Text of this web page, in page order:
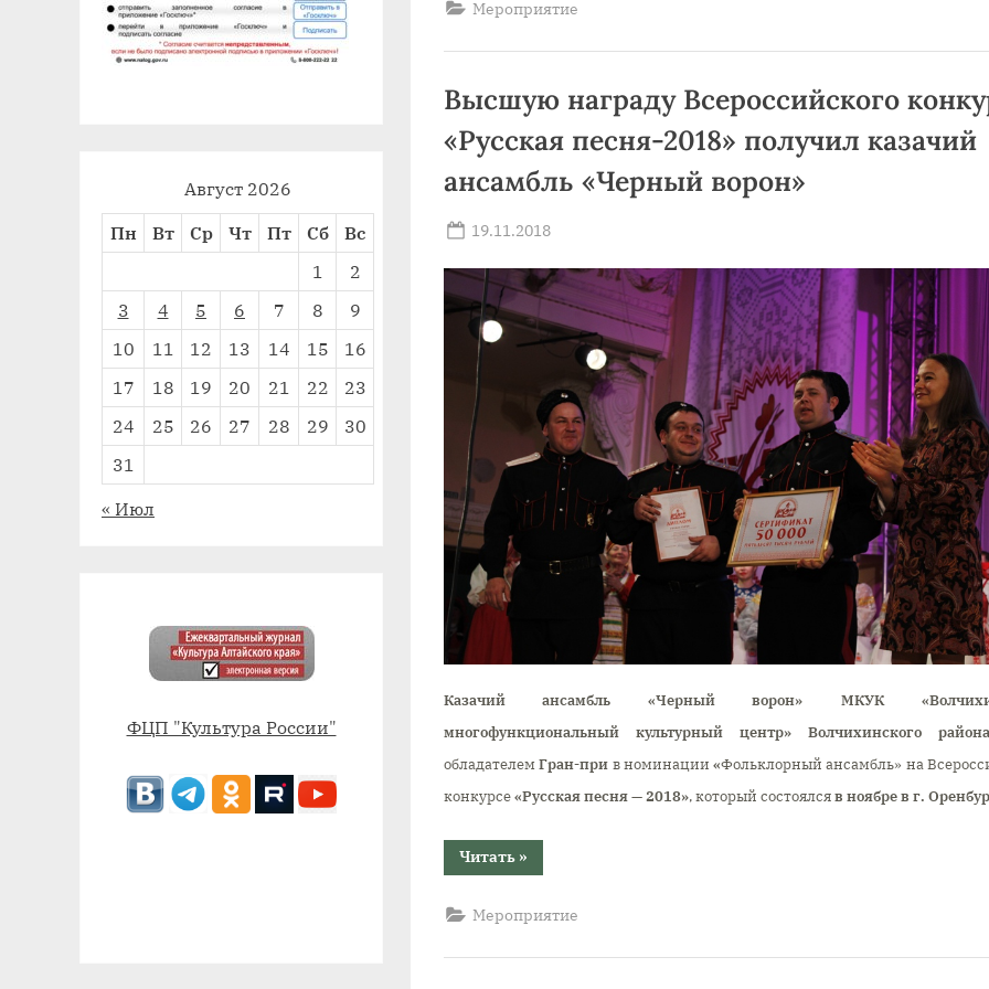
студенческого
Мероприятие
Высшую награду Всероссийского
«Русская песня-2018» получил казачий
ансамбль «Черный ворон»
Posted
19.11.2018
Казачий ансамбль «Черный ворон» МКУК
многофункциональный культурный центр» Волчихинского района
обладателемГран-при в номинации«Фольклорный ансамбль» на
конкурсе«Русская песня — 2018», который состоялсяв ноябрев г.
Читать“Высшую
награду
«Русская
казачий
»
Мероприятие
Август 2026
Пн
Вт Ср Чт Пт Сб
Вс
1
2
3
4 5 6 7 8
9
10
11 12 13 14 15
16
17
18 19 20 21 22
23
24
25 26 27 28 29
30
31
« Июл
ФЦП "Культура России"